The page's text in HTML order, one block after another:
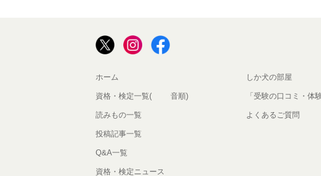
ホーム
資格・検定一覧(50音順)
読みもの一覧
投稿記事一覧
Q&A一覧
資格・検定ニュース
しか犬の部屋
「受験の口コミ・体
よくあるご質問